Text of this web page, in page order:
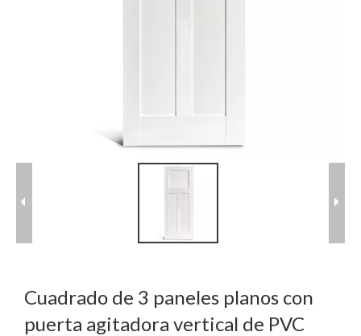
Cuadrado de 3 paneles planos con
puerta agitadora vertical de PVC